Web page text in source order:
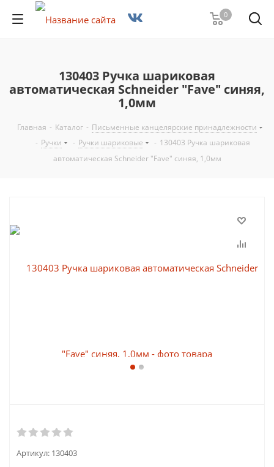
0
130403 Ручка шариковая
автоматическая Schneider "Fave" синяя,
1,0мм
Главная - Каталог - Письменные канцелярские принадлежности
- Ручки - Ручки шариковые - 130403 Ручка шариковая
автоматическая Schneider "Fave" синяя, 1,0мм
Артикул: 130403